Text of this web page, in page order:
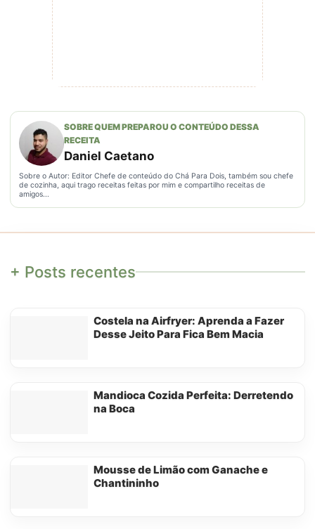
SOBRE QUEM PREPAROU O CONTEÚDO DESSA
RECEITA
Daniel Caetano
Sobre o Autor: Editor Chefe de conteúdo do Chá Para Dois, também sou chefe
de cozinha, aqui trago receitas feitas por mim e compartilho receitas de
amigos...
+ Posts recentes
Costela na Airfryer: Aprenda a Fazer
Desse Jeito Para Fica Bem Macia
Mandioca Cozida Perfeita: Derretendo
na Boca
Mousse de Limão com Ganache e
Chantininho